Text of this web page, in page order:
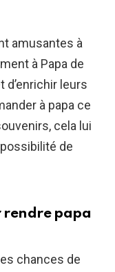
amusantes à
à Papa de
leurs
à papa ce
cela lui
de
rendre papa
chances de